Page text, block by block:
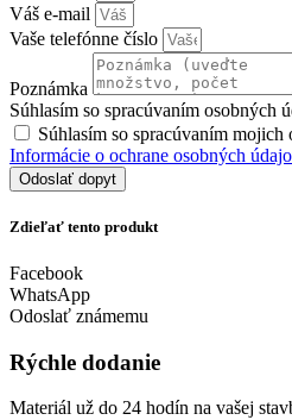
Váš e-mail
Vaše telefónne číslo
Poznámka
Súhlasím so spracúvaním osobných
Súhlasím so spracúvaním
Informácie o ochrane osobných
Odoslať dopyt
Zdieľať tento produkt
Facebook
WhatsApp
Odoslať známemu
Rýchle dodanie
Materiál už do 24 hodín na vašej